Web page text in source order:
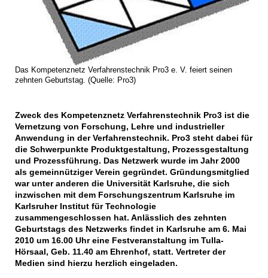
Das Kompetenznetz Verfahrenstechnik Pro3 e. V. feiert seinen
zehnten Geburtstag. (Quelle: Pro3)
Zweck des Kompetenznetz Verfahrenstechnik Pro3 ist die
Vernetzung von Forschung, Lehre und industrieller
Anwendung in der Verfahrenstechnik. Pro3 steht dabei für
die Schwerpunkte Produktgestaltung, Prozessgestaltung
und Prozessführung. Das Netzwerk wurde im Jahr 2000
als gemeinnütziger Verein gegründet. Gründungsmitglied
war unter anderen die Universität Karlsruhe, die sich
inzwischen mit dem Forschungszentrum Karlsruhe im
Karlsruher Institut für Technologie
zusammengeschlossen hat. Anlässlich des zehnten
Geburtstags des Netzwerks findet in Karlsruhe am 6. Mai
2010 um 16.00 Uhr eine Festveranstaltung im Tulla-
Hörsaal, Geb. 11.40 am Ehrenhof, statt. Vertreter der
Medien sind hierzu herzlich eingeladen.